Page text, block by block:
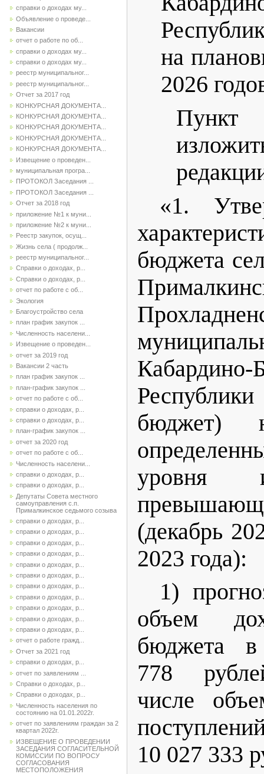
справки о доходах му...
Объявление о проведе...
Вакансии
отчет о работе по об...
справки о доходах му...
справки о доходах му...
реестр муниципальног...
реестр муниципальног...
Отчет за 2017 год
КОНКУРСНАЯ ДОКУМЕНТА...
КОНКУРСНАЯ ДОКУМЕНТА...
КОНКУРСНАЯ ДОКУМЕНТА...
КОНКУРСНАЯ ДОКУМЕНТА...
КОНКУРСНАЯ ДОКУМЕНТА...
Извещение о проведен...
муниципальная програ...
ПРОТОКОЛ Заседания ...
ПРОТОКОЛ Заседания ...
Отчет за 2018 год
приложение №1 к муни...
приложение №2 к муни...
Реестр закупок, осущ...
Жизнь села ( продолж...
реестр муниципальног...
Справки о доходах, р...
Справки о доходах, р...
отчет по работе с об...
Экология
Благоустройство села
план график закупок ...
Численность населени...
Извещение о проведен...
отчет за 2019 год
Вакансии 2 часть
план график закупок ...
план-график закупок ...
отчет по работе с об...
справки о доходах, р...
справки о доходах, р...
план-график закупок ...
отчет за 2020 год
отчет по работе с об...
Численность населени...
справки о доходах, р...
справки о доходах, р...
Депутаты Совета местного
самоуправления с.п.
Прималкинское седьмого созыва
справки о доходах, р...
справки о доходах, р...
справки о доходах, р...
справки о доходах, р...
справки о доходах, р...
справки о доходах, р...
справки о доходах, р...
справки о доходах, р...
справки о доходах, р...
справки о доходах, р...
справки о доходах, р...
отчет о работе гражд...
Отчет за 2021 год
справки о доходах, р...
отчет по заявлениям ...
Справки о доходах, р...
Справки о доходах, р...
Численность населения по
состоянию на 01.01.2022г.
отчет по заявлениям граждан за 2
квартал 2022г.
ИЗВЕЩЕНИЕ О ПРОВЕДЕНИИ
ЗАСЕДАНИЯ СОГЛАСИТЕЛЬНОЙ
КОМИССИИ ПО ВОПРОСУ
СОГЛАСОВАНИЯ
МЕСТОПОЛОЖЕНИЯ
на
2026
«1.
бюджета
Кабардино-
бюджет)
уровня
(декабрь
2023 года):
1)
объем
бюджета
778
числе
10 027 333